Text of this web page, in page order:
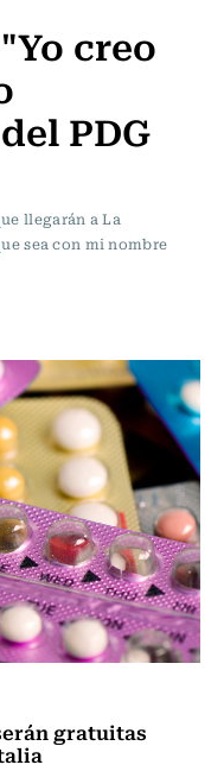
creo
PDG
llegarán a La
sea con mi nombre
gratuitas